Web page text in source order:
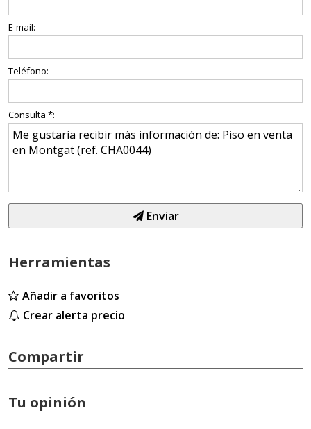
E-mail:
Teléfono:
Consulta *:
Enviar
Herramientas
Añadir a favoritos
Crear alerta precio
Compartir
Tu opinión